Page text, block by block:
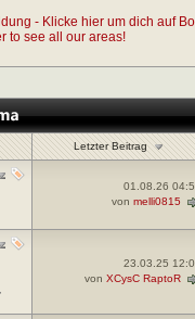
- Klicke hier um dich auf
to see all our areas!
Letzter Beitrag
01.08.26
von melli0815
23.03.25
von XCysC RaptoR